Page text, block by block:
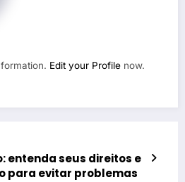
Edit your Profile now.
entenda seus direitos e
para evitar problemas